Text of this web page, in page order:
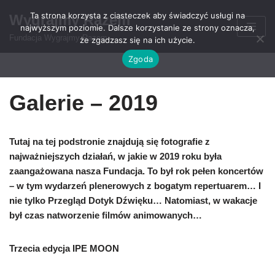
Przejdź
Wygrajmy Razem
Fundacja Wygrajmy Razem
Galerie – 2019
Tutaj na tej podstronie znajdują się fotografie z
najważniejszych działań, w jakie w 2019 roku była
zaangażowana nasza Fundacja. To był rok pełen koncertów
– w tym wydarzeń plenerowych z bogatym repertuarem… I
nie tylko Przegląd Dotyk Dźwięku… Natomiast, w wakacje
był czas natworzenie filmów animowanych…
Trzecia edycja IPE MOON
Ta strona korzysta z ciasteczek aby świadczyć usługi na
najwyższym poziomie. Dalsze korzystanie ze strony oznacza,
że zgadzasz się na ich użycie.
Zgoda